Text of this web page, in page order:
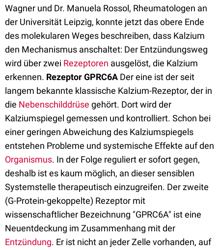
Wagner und Dr. Manuela Rossol, Rheumatologen an
der Universität Leipzig, konnte jetzt das obere Ende
des molekularen Weges beschreiben, dass Kalzium
den Mechanismus anschaltet: Der Entzündungsweg
wird über zwei Rezeptoren ausgelöst, die Kalzium
erkennen. Rezeptor GPRC6A Der eine ist der seit
langem bekannte klassische Kalzium-Rezeptor, der in
die Nebenschilddrüse gehört. Dort wird der
Kalziumspiegel gemessen und kontrolliert. Schon bei
einer geringen Abweichung des Kalziumspiegels
entstehen Probleme und systemische Effekte auf den
Organismus. In der Folge reguliert er sofort gegen,
deshalb ist es kaum möglich, an dieser sensiblen
Systemstelle therapeutisch einzugreifen. Der zweite
(G-Protein-gekoppelte) Rezeptor mit
wissenschaftlicher Bezeichnung "GPRC6A" ist eine
Neuentdeckung im Zusammenhang mit der
Entzündung. Er ist nicht an jeder Zelle vorhanden, auf